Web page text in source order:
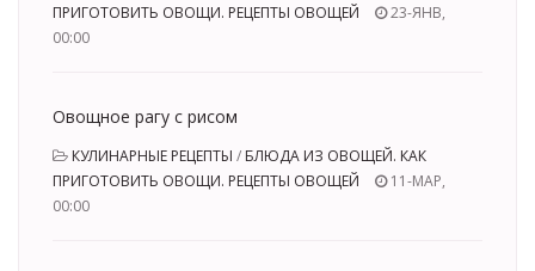
ПРИГОТОВИТЬ ОВОЩИ. РЕЦЕПТЫ ОВОЩЕЙ
23-ЯНВ,
00:00
Овощное рагу с рисом
КУЛИНАРНЫЕ РЕЦЕПТЫ / БЛЮДА ИЗ ОВОЩЕЙ. КАК
ПРИГОТОВИТЬ ОВОЩИ. РЕЦЕПТЫ ОВОЩЕЙ
11-МАР,
00:00